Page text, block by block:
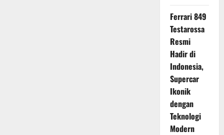
Ferrari 849
Testarossa
Resmi
Hadir di
Indonesia,
Supercar
Ikonik
dengan
Teknologi
Modern